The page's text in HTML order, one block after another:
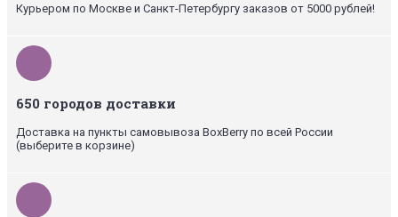
Курьером по Москве и Санкт-Петербургу заказов от 5000 рублей!
650 городов доставки
Доставка на пункты самовывоза BoxBerry по всей России
(выберите в корзине)